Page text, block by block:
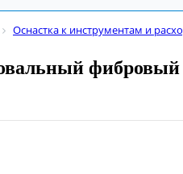
Оснастка к инструментам и
фибровый